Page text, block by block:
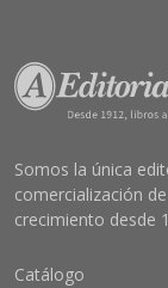
Somos la única
comercialización
crecimiento desde
Catálogo